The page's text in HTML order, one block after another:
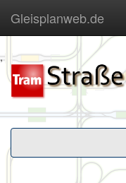
,
Gleisplanweb.de